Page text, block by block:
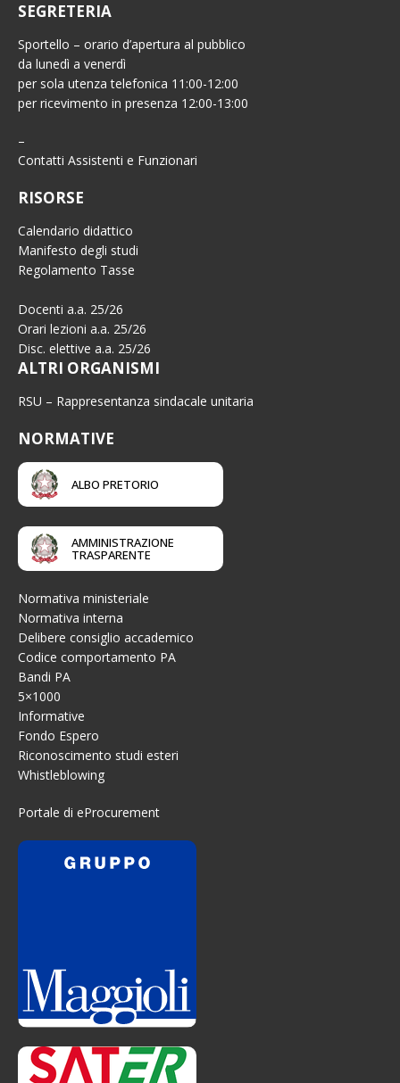
SEGRETERIA
Sportello – orario d’apertura al pubblico
da lunedì a venerdì
per sola utenza telefonica 11:00-12:00
per ricevimento in presenza 12:00-13:00
–
Contatti Assistenti e Funzionari
RISORSE
Calendario didattico
Manifesto degli studi
Regolamento Tasse
Docenti a.a. 25/26
Orari lezioni a.a. 25/26
Disc. elettive a.a. 25/26
ALTRI ORGANISMI
RSU – Rappresentanza sindacale unitaria
NORMATIVE
ALBO PRETORIO
AMMINISTRAZIONE
TRASPARENTE
Normativa ministeriale
Normativa interna
Delibere consiglio accademico
Codice comportamento PA
Bandi PA
5×1000
Informative
Fondo Espero
Riconoscimento studi esteri
Whistleblowing
Portale di eProcurement